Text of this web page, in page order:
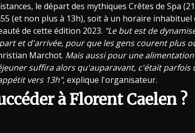
le départ des mythiques Crêtes de Spa
(et non plus à 13h), soit à un horaire
de cette édition 2023. "Le but est de
et d'arrivée, pour que les gens courent plus
Marchot. Mais aussi pour une
suffira alors qu'auparavant, c'était parfois
vers 13h", explique l'organisateur.
à Florent Caelen ?